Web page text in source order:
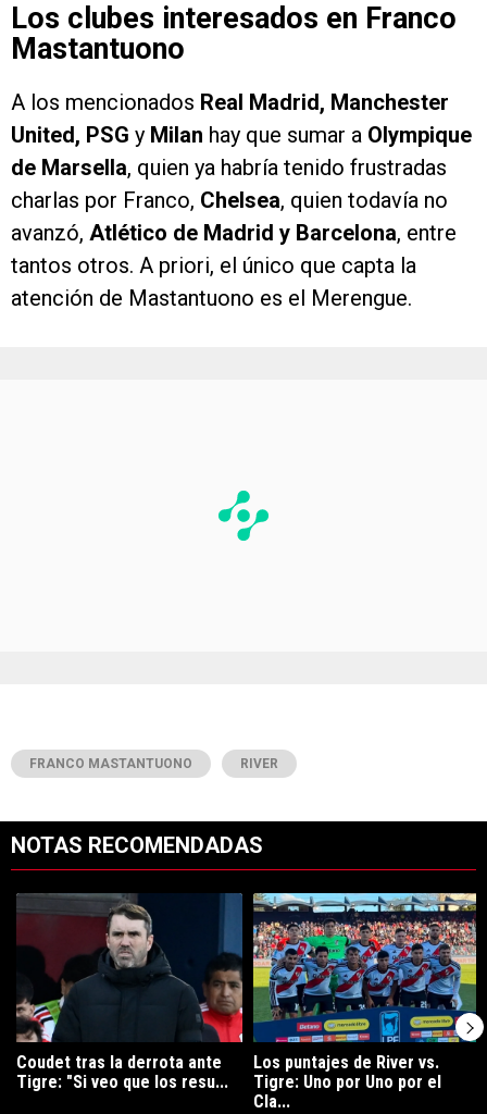
Los clubes interesados en Franco
Mastantuono
A los mencionados Real Madrid, Manchester
United, PSG y Milan hay que sumar a Olympique
de Marsella, quien ya habría tenido frustradas
charlas por Franco, Chelsea, quien todavía no
avanzó, Atlético de Madrid y Barcelona, entre
tantos otros. A priori, el único que capta la
atención de Mastantuono es el Merengue.
FRANCO MASTANTUONO RIVER
NOTAS RECOMENDADAS
Un artículo de tendencia con el título "Coudet tras la derrota ante
Coudet tras la derrota ante
Tigre: "Si veo que los resu...
Un artículo de tendencia con el
Los puntajes de River vs.
Tigre: Uno por Uno por el
Cla...